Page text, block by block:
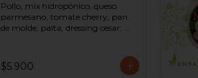
Pollo, mix hidropónico, queso
parmesano, tomate cherry, pan
de molde, palta, dressing cesar:
Bowl.
$5.900